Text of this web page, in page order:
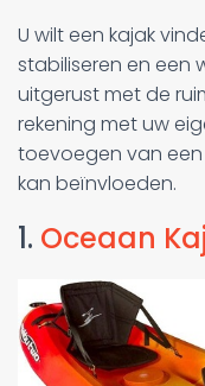
U wilt een kajak
stabiliseren en een
uitgerust met de
rekening met uw
toevoegen van
kan beïnvloeden.
1. Oceaan